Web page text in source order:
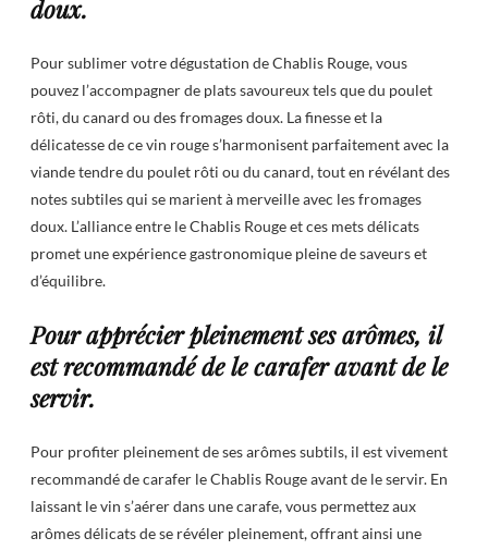
doux.
Pour sublimer votre dégustation de Chablis Rouge, vous
pouvez l’accompagner de plats savoureux tels que du poulet
rôti, du canard ou des fromages doux. La finesse et la
délicatesse de ce vin rouge s’harmonisent parfaitement avec la
viande tendre du poulet rôti ou du canard, tout en révélant des
notes subtiles qui se marient à merveille avec les fromages
doux. L’alliance entre le Chablis Rouge et ces mets délicats
promet une expérience gastronomique pleine de saveurs et
d’équilibre.
Pour apprécier pleinement ses arômes, il
est recommandé de le carafer avant de le
servir.
Pour profiter pleinement de ses arômes subtils, il est vivement
recommandé de carafer le Chablis Rouge avant de le servir. En
laissant le vin s’aérer dans une carafe, vous permettez aux
arômes délicats de se révéler pleinement, offrant ainsi une